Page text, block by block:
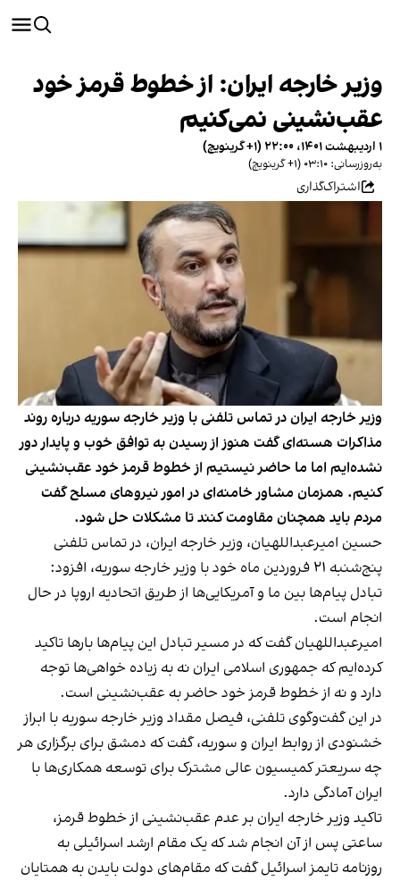
وزیر خارجه ایران: از خطوط قرمز خود
عقب‌نشینی نمی‌کنیم
۱ اردیبهشت ۱۴۰۱، ۲۲:۰۰ (‎+۱ گرینویچ)
به‌روزرسانی: ۰۳:۱۰ (‎+۱ گرینویچ)
اشتراک‌گذاری
وزیر خارجه ایران در تماس تلفنی با وزیر خارجه سوریه درباره روند
مذاکرات هسته‌ای گفت هنوز از رسیدن به توافق خوب و پایدار دور
نشده‌ایم اما ما حاضر نیستیم از خطوط قرمز خود عقب‌نشینی
کنیم. همزمان مشاور خامنه‌ای در امور نیروهای مسلح گفت
مردم باید همچنان مقاومت کنند تا مشکلات حل شود.
حسین امیرعبداللهیان، وزیر خارجه ایران، در تماس تلفنی
پنج‌شنبه ۲۱ فروردین ماه خود با وزیر خارجه سوریه، افزود:
تبادل پیام‌ها بین ما و آمریکایی‌ها از طریق اتحادیه اروپا در حال
انجام است.
امیرعبداللهیان گفت که در مسیر تبادل این پیام‌ها بارها تاکید
کرده‌ایم که جمهوری اسلامی ایران نه به زیاده خواهی‌ها توجه
دارد و نه از خطوط قرمز خود حاضر به عقب‌نشینی است.
در این گفت‌وگوی تلفنی، فیصل مقداد وزیر خارجه سوریه با ابراز
خشنودی از روابط ایران و سوریه، گفت که دمشق برای برگزاری هر
چه سریعتر کمیسیون عالی مشترک برای توسعه همکاری‌ها با
ایران آمادگی دارد.
تاکید وزیر خارجه ایران بر عدم عقب‌نشینی از خطوط قرمز،
ساعتی پس از آن انجام شد که یک مقام ارشد اسرائیلی به
روزنامه تایمز اسرائیل گفت که مقام‌های دولت بایدن به همتایان